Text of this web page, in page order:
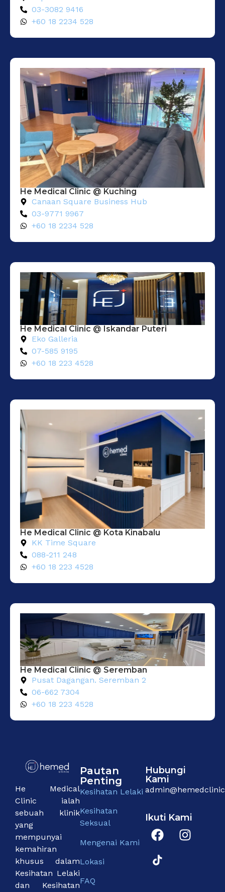
03-3082 9416
+60 18 2234 528
He Medical Clinic @ Kuching
Canaan Square Business Hub
03-9771 9967
+60 18 2234 528
He Medical Clinic @ Iskandar Puteri
Eko Galleria
07-585 9195
+60 18 223 4528
He Medical Clinic @ Kota Kinabalu
KK Time Square
088-211 248
+60 18 223 4528
He Medical Clinic @ Seremban
Pusat Dagangan. Seremban 2
06-662 7304
+60 18 223 4528
He Medical
Clinic ialah
sebuah klinik
yang
mempunyai
kemahiran
khusus dalam
Kesihatan Lelaki
dan Kesihatan
Pautan
Penting
Kesihatan Lelaki
Kesihatan
Seksual
Mengenai Kami
Lokasi
FAQ
Hubungi
Kami
Ikuti Kami